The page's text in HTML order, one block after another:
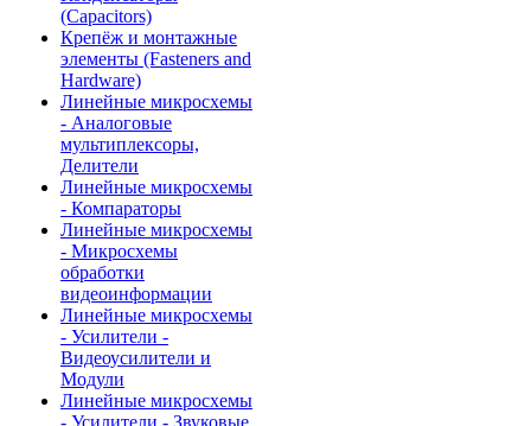
(Capacitors)
Крепёж и монтажные
элементы (Fasteners and
Hardware)
Линейные микросхемы
- Аналоговые
мультиплексоры,
Делители
Линейные микросхемы
- Компараторы
Линейные микросхемы
- Микросхемы
обработки
видеоинформации
Линейные микросхемы
- Усилители -
Видеоусилители и
Модули
Линейные микросхемы
- Усилители - Звуковые